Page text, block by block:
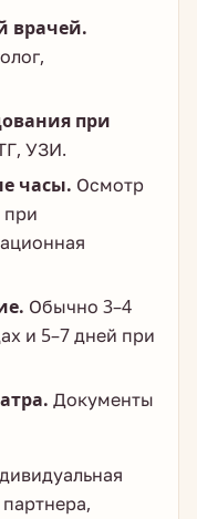
врачей.
при
УЗИ.
часы. Осмотр
при
Обычно 3–4
и 5–7 дней при
Документы